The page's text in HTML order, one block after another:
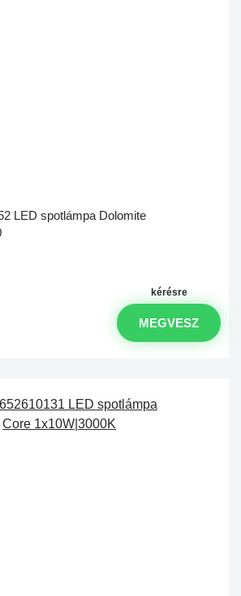
LED spotlámpa Dolomite
kérésre
MEGVESZ